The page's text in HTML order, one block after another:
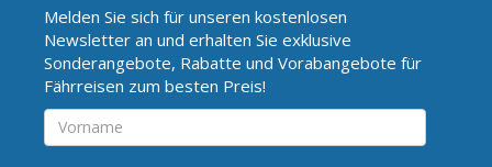
Melden Sie sich für unseren kostenlosen
Newsletter an und erhalten Sie exklusive
Sonderangebote, Rabatte und Vorabangebote für
Fährreisen zum besten Preis!